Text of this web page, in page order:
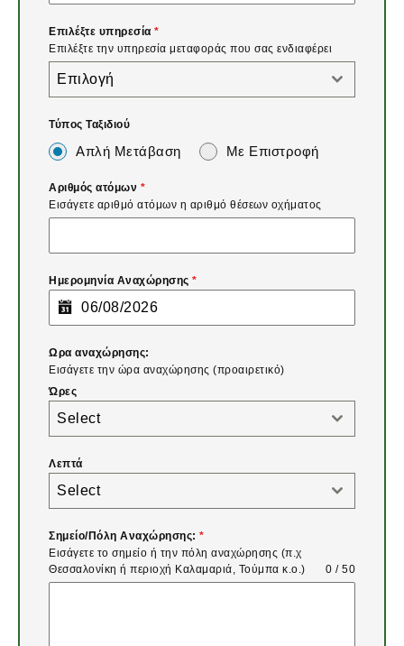
Επιλέξτε υπηρεσία *
Επιλέξτε την υπηρεσία μεταφοράς που σας ενδιαφέρει
Επιλογή
Τύπος Ταξιδιού
Απλή Μετάβαση Με Επιστροφή
Αριθμός ατόμων *
Εισάγετε αριθμό ατόμων η αριθμό θέσεων οχήματος
Ημερομηνία Αναχώρησης *
Ωρα αναχώρησης:
Εισάγετε την ώρα αναχώρησης (προαιρετικό)
Ώρες
Select
Λεπτά
Select
Σημείο/Πόλη Αναχώρησης: *
Εισάγετε το σημείο ή την πόλη αναχώρησης (π.χ
Θεσσαλονίκη ή περιοχή Καλαμαριά, Τούμπα κ.ο.)
0 / 50